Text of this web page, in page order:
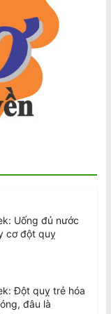
Đột quỵ trẻ hóa
đâu là
tân HLV Úc Ange